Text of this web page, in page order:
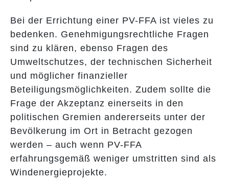
Bei der Errichtung einer PV-FFA ist vieles zu
bedenken. Genehmigungsrechtliche Fragen
sind zu klären, ebenso Fragen des
Umweltschutzes, der technischen Sicherheit
und möglicher finanzieller
Beteiligungsmöglichkeiten. Zudem sollte die
Frage der Akzeptanz einerseits in den
politischen Gremien andererseits unter der
Bevölkerung im Ort in Betracht gezogen
werden – auch wenn PV-FFA
erfahrungsgemäß weniger umstritten sind als
Windenergieprojekte.